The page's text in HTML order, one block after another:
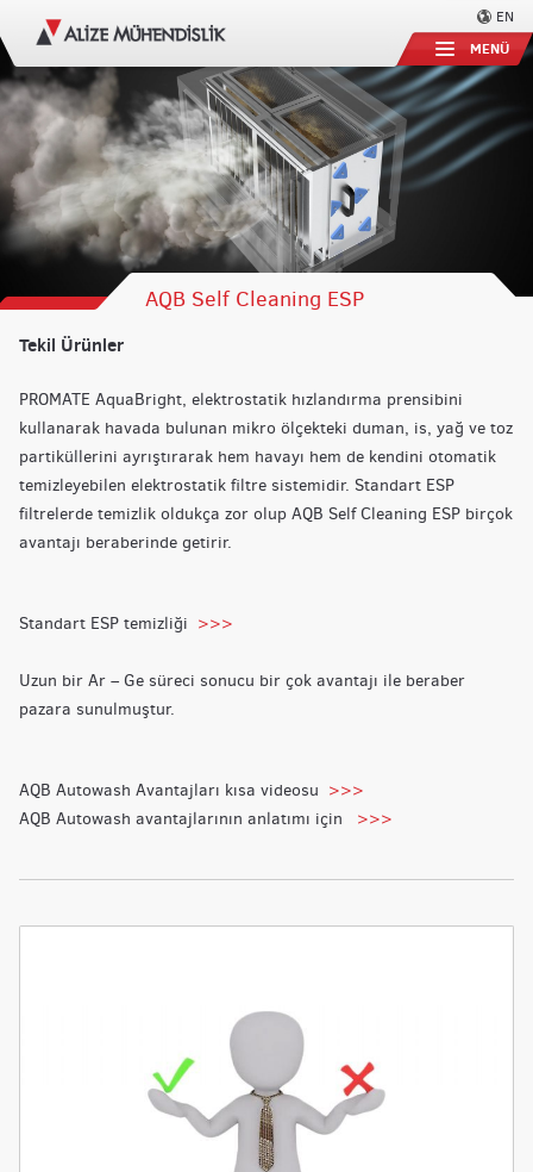
EN
MENÜ
AQB Self Cleaning ESP
Tekil Ürünler
PROMATE AquaBright, elektrostatik hızlandırma prensibini
kullanarak havada bulunan mikro ölçekteki duman, is, yağ ve toz
partiküllerini ayrıştırarak hem havayı hem de kendini otomatik
temizleyebilen elektrostatik filtre sistemidir. Standart ESP
filtrelerde temizlik oldukça zor olup AQB Self Cleaning ESP birçok
avantajı beraberinde getirir.
Standart ESP temizliği >>>
Uzun bir Ar – Ge süreci sonucu bir çok avantajı ile beraber
pazara sunulmuştur.
AQB Autowash Avantajları kısa videosu >>>
AQB Autowash avantajlarının anlatımı için >>>